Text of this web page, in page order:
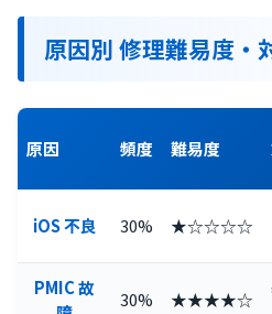
原因別 修理難易度・
原因 頻度 難易度
iOS 不良 30% ★☆☆☆☆
PMIC 故
30% ★★★★☆